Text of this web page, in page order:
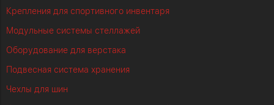
Крепления для спортивного инвентаря
Модульные системы стеллажей
Оборудование для верстака
Подвесная система хранения
Чехлы для шин